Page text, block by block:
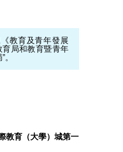
教育及青年發展
局和教育暨青年
教育（大學）城第一